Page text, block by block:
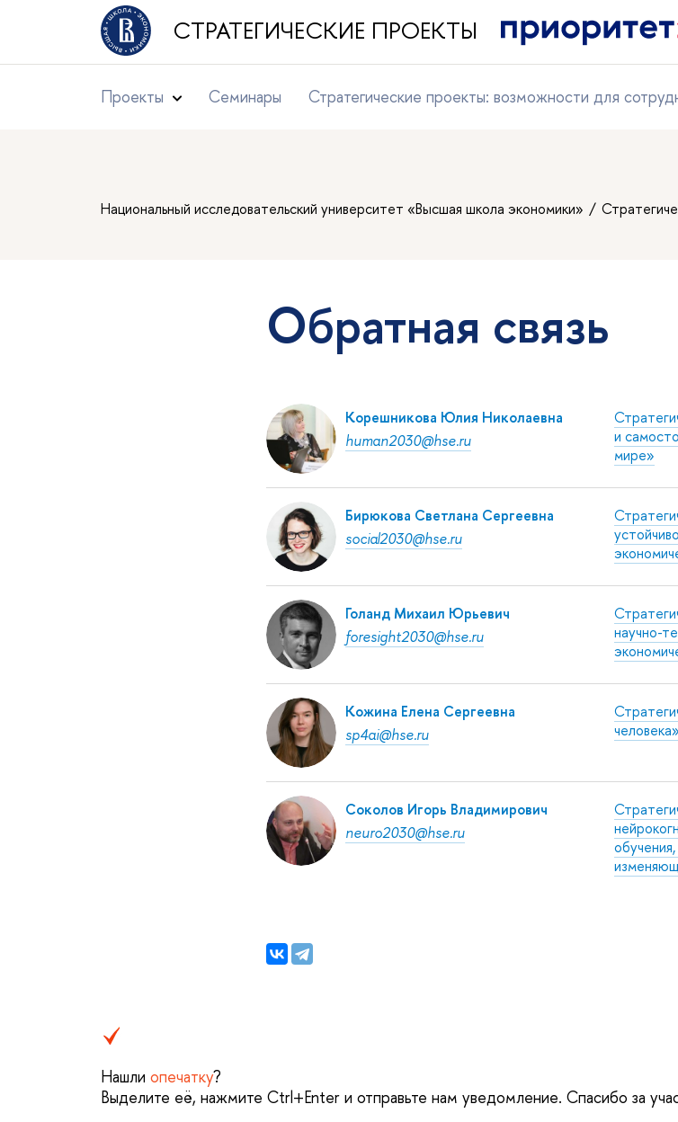
СТРАТЕГИЧЕСКИЕ ПРОЕКТЫ
Проекты Семинары Стратегические проекты: возможности для
Национальный исследовательский университет «Высшая школа экономики»
Обратная связь
Корешникова Юлия Николаевна
human2030@hse.ru
и
мире»
Бирюкова Светлана Сергеевна
social2030@hse.ru
Голанд Михаил Юрьевич
foresight2030@hse.ru
научно-
Кожина Елена Сергеевна
sp4ai@hse.ru
человека»
Соколов Игорь Владимирович
neuro2030@hse.ru
Нашли опечатку?
Выделите её, нажмите Ctrl+Enter и отправьте нам уведомление. Спасибо за